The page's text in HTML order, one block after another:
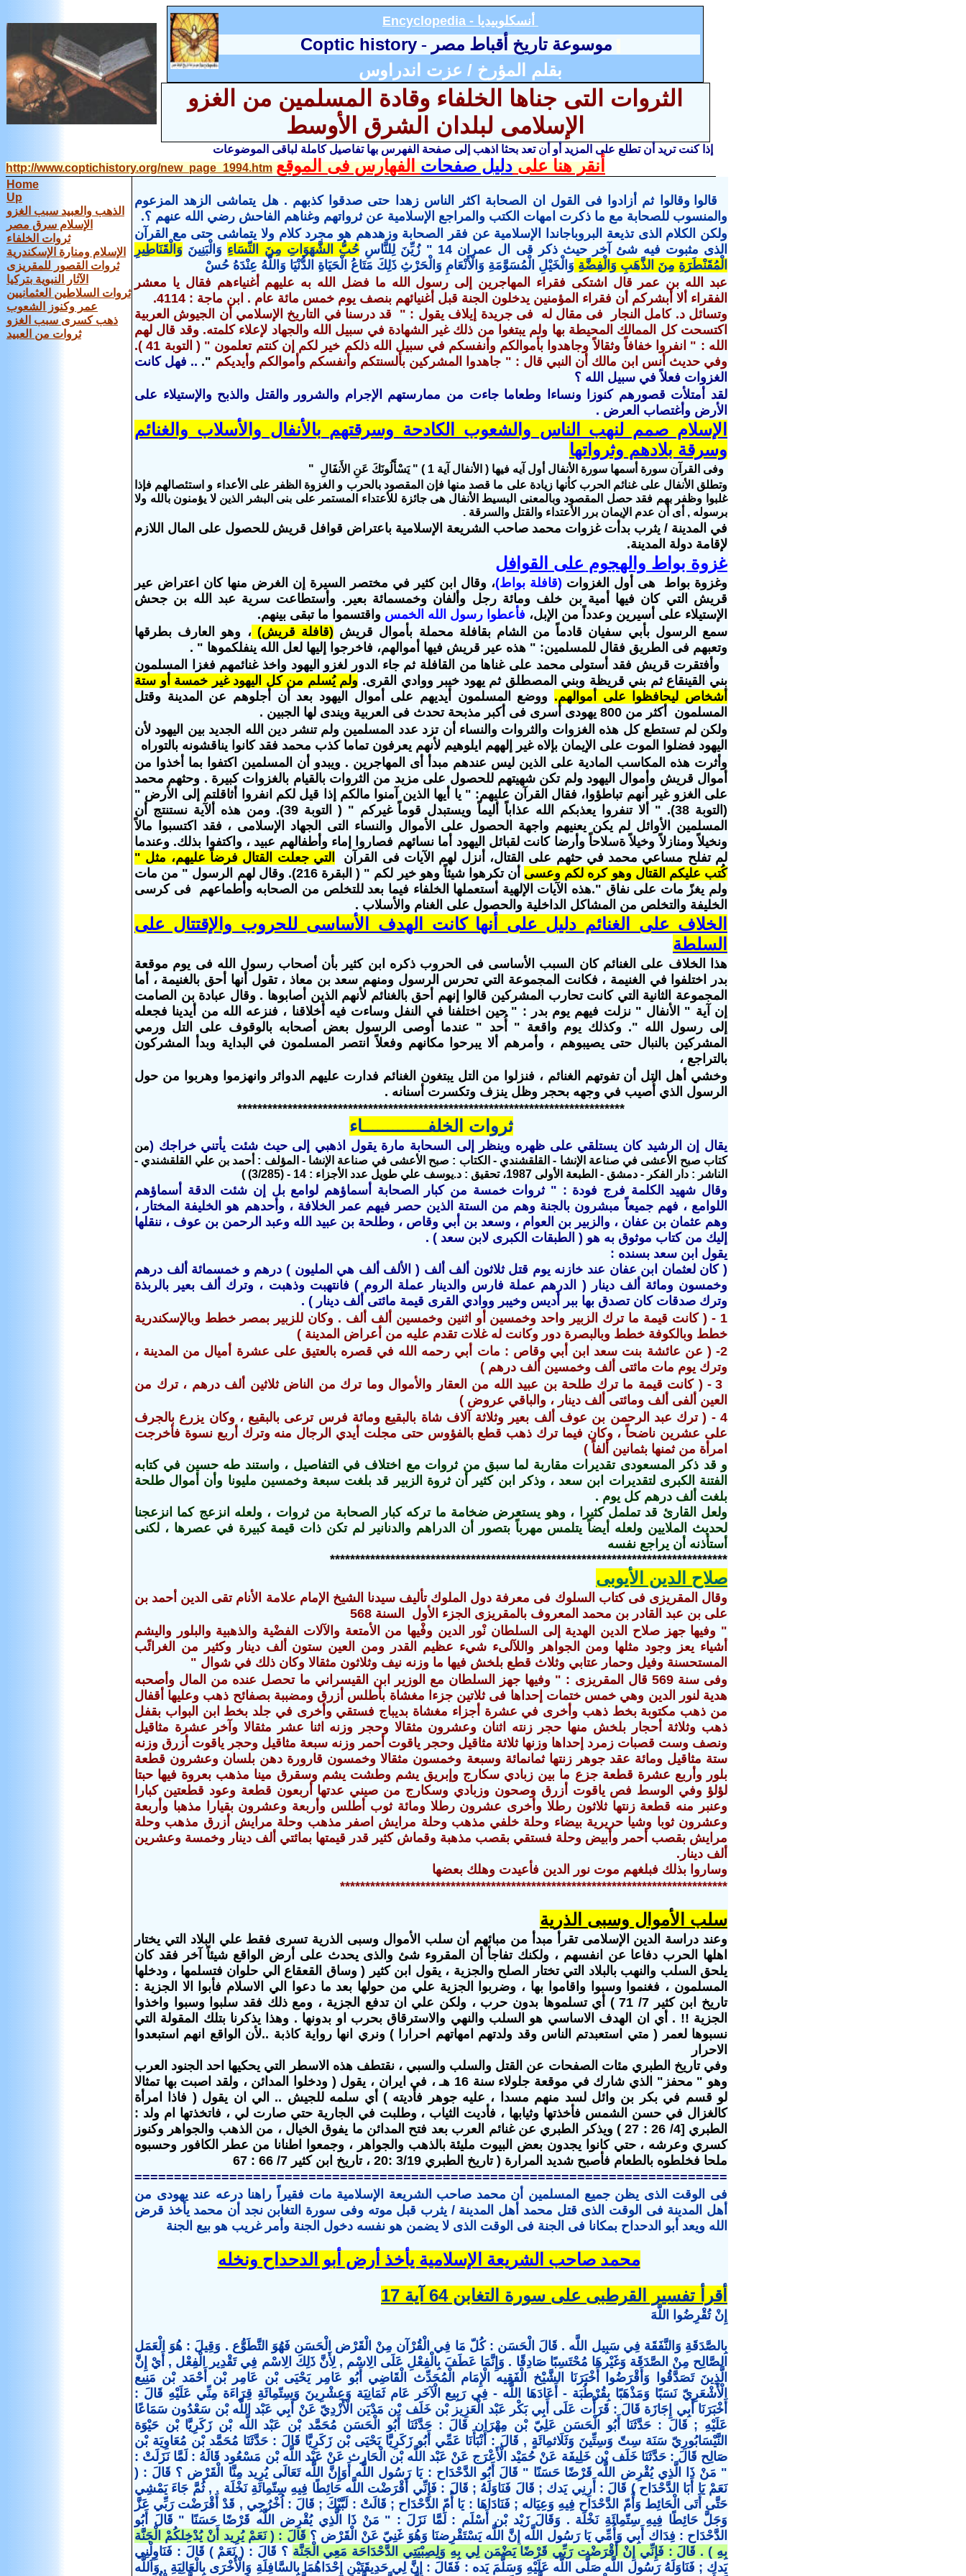
Encyclopedia - أنسكلوبيديا
موسوعة تاريخ أقباط مصر -
Coptic history
بقلم
المؤرخ / عزت اندراوس
الثروات التى جناها الخلفاء وقادة المسلمين من الغزو
الإسلامى لبلدان الشرق الأوسط
إذا كنت تريد أن تطلع على المزيد أو أن تعد بحثا اذهب إلى صفحة الفهرس بها تفاصيل كاملة لباقى الموضوعات
أنقر هنا علىدليل صفحاتالفهارس فى الموقع http://www.coptichistory.org/new_page_1994.htm
Home
Up
الذهب والعبيد سبب الغزو
الإسلام سرق مصر
ثروات الخلفاء
الإسلام ومنارة الإسكندرية
ثروات القصور للمقريزى
الآثار النبوية بتركيا
ثروات السلاطين العثمانيين
عمر وكنوز الشعوب
ذهب كسرى سبب الغزو
ثروات من العبيد
قالوا وقالوا ثم أزادوا فى القول ان الصحابة اكثر الناس زهدا حتى صدقوا كذبهم . هل يتماشى الزهد المزعوم
والمنسوب للصحابة مع ما ذكرت امهات الكتب والمراجع الإسلامية عن ثرواتهم وغناهم الفاحش رضي الله عنهم ؟.
ولكن الكلام الذى تذيعة البروباجاندا الإسلامية عن فقر الصحابة وزهدهم هو مجرد كلام ولا يتماشى حتى مع القرآن
الذى مثبوت فيه شئ آخرحيث ذكر قى ال عمران 14 " زُيِّنَ لِلنَّاسِ حُبُّ الشَّهَوَاتِ مِنَ النِّسَاءِ وَالْبَنِينَ وَالْقَنَاطِيرِ
الْمُقَنْطَرَةِ مِنَ الذَّهَبِ وَالْفِضَّةِ وَالْخَيْلِ الْمُسَوَّمَةِ وَالْأَنْعَامِ وَالْحَرْثِ ذَلِكَ مَتَاعُ الْحَيَاةِ الدُّنْيَا وَاللَّهُ عِنْدَهُ حُسْ
عبد الله بن عمر قال اشتكى فقراء المهاجرين إلى رسول الله ما فضل الله به عليهم أغنياءهم فقال يا معشر
الفقراء ألا أبشركم أن فقراء المؤمنين يدخلون الجنة قبل أغنيائهم بنصف يوم خمس مائة عام . ابن ماجة : 4114.
وتسائل د. كامل النجار فى مقال له فى جريدة إيلاف يقول : " قد درسنا في التاريخ الإسلامي أن الجيوش العربية
اكتسحت كل الممالك المحيطة بها ولم يبتغوا من ذلك غير الشهادة في سبيل الله والجهاد لإعلاء كلمته. وقد قال لهم
الله : " انفروا خفافاً وثقالاً وجاهدوا بأموالكم وأنفسكم في سبيل الله ذلكم خير لكم إن كنتم تعلمون " ( التوبة 41 ).
وفي حديث أنس ابن مالك أن النبي قال : " جاهدوا المشركين بألسنتكم وأنفسكم وأموالكم وأيديكم ". .. فهل كانت
الغزوات فعلاً في سبيل الله ؟
لقد أمتلأت قصورهم كنوزا ونساءا وطعاما جاءت من ممارستهم الإجرام والشرور والقتل والذبح والإستيلاء على
الأرض وأغتصاب العرض .
الإسلام صمم لنهب الناس والشعوب الكادحة وسرقتهم بالأنفال والأسلاب والغنائم
وسرقة بلادهم وثرواتها
وفى القرآن سورة أسمها سورة الأنفال أول آيه فيها ( الأنفال آية 1 ) " يَسْأَلُونَكَ عَنِ الأَنفَالِ "
وتطلق الأنفال على غنائم الحرب كأنها زيادة على ما قصد منها فإن المقصود بالحرب و الغزوة الظفر على الأعداء و استئصالهم فإذا
غلبوا وظفر بهم فقد حصل المقصود وبالمعنى البسيط الأنفال هى جائزة للأعتداء المستمر على بنى البشر الذين لا يؤمنون بالله ولا
برسوله , أى أن عدم الإيمان برر الأعتداء والقتل والسرقة .
في المدينة / يثرب بدأت غزوات محمد صاحب الشريعة الإسلامية باعتراض قوافل قريش للحصول على المال اللازم
لإقامة دولة المدينة.
غزوة بواط والهجوم على القوافل
وغزوة بواط هى أول الغزوات (قافلة بواط)، وقال ابن كثير في مختصر السيرة إن الغرض منها كان اعتراض عير
قريش التي كان فيها أمية بن خلف ومائة رجل وألفان وخمسمائة بعير. وأستطاعت سرية عبد الله بن جحش
الإستيلاء على أسيرين وعدداً من الإبل، فأعطوا رسول الله الخمس واقتسموا ما تبقى بينهم.
سمع الرسول بأبي سفيان قادماً من الشام بقافلة محملة بأموال قريش (قافلة قريش)، وهو العارف بطرقها
وتعبهم فى الطريق فقال للمسلمين: " هذه عير قريش فيها أموالهم، فاخرجوا إليها لعل الله ينفلكموها " .
وأفتقرت قريش فقد أستولى محمد على غناها من القافلة ثم جاء الدور لغزو اليهود واخذ غنائمهم فغزا المسلمون
بني القينقاع ثم بني قريظة وبني المصطلق ثم يهود خيبر ووادي القرى. ولم يُسلم من كل اليهود غير خمسة أو ستة
أشخاص ليحافظوا على أموالهم. ووضع المسلمون أيديهم على أموال اليهود بعد أن أجلوهم عن المدينة وقتل
المسلمون أكثر من 800 يهودى أسرى فى أكبر مذبحة تحدث فى العربية ويندى لها الجبين .
ولكن لم تستطع كل هذه الغزوات والثروات والنساء أن تزد عدد المسلمين ولم تنشر دين الله الجديد بين اليهود لأن
اليهود فضلوا الموت على الإيمان بإلاه غير إلههم ايلوهيم لأنهم يعرفون تماما كذب محمد فقد كانوا يناقشونه بالتوراه
وأثرت هذه المكاسب المادية على الذين ليس عندهم مبدأ أى المهاجرين . ويبدو أن المسلمين اكتفوا بما أخذوا من
أموال قريش وأموال اليهود ولم تكن شهيتهم للحصول على مزيد من الثروات بالقيام بالغزوات كبيرة . وحثهم محمد
على الغزو غير أنهم تباطؤوا، فقال القرآن عليهم: " يا أيها الذين آمنوا مالكم إذا قيل لكم انفروا أثاقلتم إلى الأرض "
(التوبة 38). " ألا تنفروا يعذبكم الله عذاباً أليماً ويستبدل قوماً غيركم " ( التوبة 39). ومن هذه ألآية نستنتج أن
المسلمين الأوائل لم يكن يعنيهم واجهة الحصول على الأموال والنساء التى الجهاد الإسلامى ، فقد اكتسبوا مالاً
ونخيلاً ومنازلاً وخيلاً ةسلاحاً وأرضا كانت لقبائل اليهود أما نسائهم فصاروا إماء وأطفالهم عبيد ، واكتفوا بذلك. وعندما
لم تفلح مساعي محمد في حثهم على القتال، أنزل لهم الآيات فى القرآن
التي جعلت القتال فرضاً عليهم، مثل "
كُتب عليكم القتال وهو كره لكم وعسى
أن تكرهوا شيئاً وهو خير لكم " ( البقرة 216). وقال لهم الرسول " من مات
ولم يغزً مات على نفاق ".هذه الآيات الإلهية أستعملها الخلفاء فيما بعد للتخلص من الصحابه وأطماعهم فى كرسى
الخليفة والتخلص من المشاكل الداخلية والحصول على الغنام والأسلاب .
الخلاف على الغنائم دليل على أنها كانت الهدف الأساسى للحروب والإقتتال على
السلطة
هذا الخلاف على الغنائم كان السبب الأساسى فى الحروب ذكره ابن كثير بأن أصحاب رسول الله فى يوم موقعة
بدر اختلفوا في الغنيمة ، فكانت المجموعة التي تحرس الرسول ومنهم سعد بن معاذ ، تقول أنها أحق بالغنيمة ، أما
المجموعة الثانية التي كانت تحارب المشركين قالوا إنهم أحق بالغنائم لأنهم الذين أصابوها . وقال عبادة بن الصامت
إن آية " الأنفال " نزلت فيهم يوم بدر : " حين اختلفنا في النفل وساءت فيه أخلاقنا ، فنزعه الله من أيدينا فجعله
إلى رسول الله ". وكذلك يوم واقعة " أُحد " عندما أوصى الرسول بعض أصحابه بالوقوف على التل ورمي
المشركين بالنبال حتى يصيبوهم ، وأمرهم ألا يبرحوا مكانهم وفعلاً انتصر المسلمون في البداية وبدأ المشركون
بالتراجع ،
وخشي أهل التل أن تفوتهم الغنائم ، فنزلوا من التل يبتغون الغنائم فدارت عليهم الدوائر وانهزموا وهربوا من حول
الرسول الذي أُصيب في وجهه بحجر وظل ينزف وتكسرت أسنانه .
*****************************************************************************
ثروات الخلفـــــــــــــاء
يقال إن الرشيد كان يستلقي على ظهره وينظر إلى السحابة مارة يقول اذهبي إلى حيث شئت يأتني خراجك (من
كتاب صبح الأعشى في صناعة الإنشا - القلقشندي - الكتاب : صبح الأعشى في صناعة الإنشا - المؤلف : أحمد بن علي القلقشندي -
الناشر : دار الفكر - دمشق - الطبعة الأولى 1987، تحقيق : د.يوسف علي طويل عدد الأجزاء : 14 - (3/285) )
وقال شهيد الكلمة فرج فودة : " ثروات خمسة من كبار الصحابة أسماؤهم لوامع بل إن شئت الدقة أسماؤهم
اللوامع ، فهم جميعاً مبشرون بالجنة وهم من الستة الذين حصر فيهم عمر الخلافة ، وأحدهم هو الخليفة المختار ،
وهم عثمان بن عفان ، والزبير بن العوام ، وسعد بن أبي وقاص ، وطلحة بن عبيد الله وعبد الرحمن بن عوف ، ننقلها
إليك من كتاب موثوق به هو ( الطبقات الكبرى لابن سعد ) .
يقول ابن سعد بسنده :
( كان لعثمان ابن عفان عند خازنه يوم قتل ثلاثون ألف ألف ( الألف ألف هي المليون ) درهم و خمسمائة ألف درهم
وخمسون ومائة ألف دينار ( الدرهم عملة فارس والدينار عملة الروم ) فانتهبت وذهبت ، وترك ألف بعير بالربذة
وترك صدقات كان تصدق بها ببر أديس وخيبر ووادي القرى قيمة مائتى ألف دينار ) .
1 - ( كانت قيمة ما ترك الزبير واحد وخمسين أو اثنين وخمسين ألف ألف . وكان للزبير بمصر خطط وبالإسكندرية
خطط وبالكوفة خطط وبالبصرة دور وكانت له غلات تقدم عليه من أعراض المدينة )
2- ( عن عائشة بنت سعد ابن أبي وقاص : مات أبي رحمه الله في قصره بالعتيق على عشرة أميال من المدينة ،
وترك يوم مات مائتى ألف وخمسين ألف درهم )
3 - ( كانت قيمة ما ترك طلحة بن عبيد الله من العقار والأموال وما ترك من الناض ثلاثين ألف درهم ، ترك من
العين ألفى ألف ومائتى ألف دينار ، والباقي عروض )
4 - ( ترك عبد الرحمن بن عوف ألف بعير وثلاثة آلاف شاة بالبقيع ومائة فرس ترعى بالبقيع ، وكان يزرع بالجرف
على عشرين ناضحاً ، وكان فيما ترك ذهب قطع بالفؤوس حتى مجلت أيدي الرجال منه وترك أربع نسوة فأخرجت
امرأة من ثمنها بثمانين ألفاً )
و قد ذكر المسعودى تقديرات مقاربة لما سبق من ثروات مع اختلاف في التفاصيل ، واستند طه حسين في كتابه
الفتنة الكبرى لتقديرات ابن سعد ، وذكر ابن كثير أن ثروة الزبير قد بلغت سبعة وخمسين مليونا وأن أموال طلحة
بلغت ألف درهم كل يوم .
ولعل القارئ قد تململ كثيرا ، وهو يستعرض ضخامة ما تركه كبار الصحابة من ثروات ، ولعله انزعج كما انزعجنا
لحديث الملايين ولعله أيضاً يتلمس مهرباً بتصور أن الدراهم والدنانير لم تكن ذات قيمة كبيرة في عصرها ، لكنى
أستأذنه أن يراجع نفسه
*******************************************************************************
صلاح الدين الأيوبى
وقال المقريزى فى كتاب السلوك فى معرفة دول الملوك تأليف سيدنا الشيخ الإمام علامة الأنام تقى الدين أحمد بن
على بن عبد القادر بن محمد المعروف بالمقريزى الجزء الأول السنة 568
" وفيها جهز صلاح الدين الهدية إلى السلطان نْور الدين وفْيها من الأمتعة والآلات الفضْية والذهبية والبلور واليشم
أشياء يعز وجود مثلها ومن الجواهر واللآلىء شيء عظيم القدر ومن العين ستون ألف دينار وكثير من الغرائًب
المستحسنة وفيل وحمار عتابي وثلاث قطع بلخش فيها ما وزنه نيف وثلاثون مثقالا وكان ذلك في شوال‏ "
وفى سنة 569 قال المقريزى : " وفيها جهز السلطان مع الوزير ابن القيسراني ما تحصل عنده من المال وأصحبه
هدية لنور الدين وهي خمس ختمات إحداها فى ثلاتين جزءا مغشاة بأطلس أزرق ومضببة بصفائح ذهب وعليها أقفال
من ذهب مكتوبة بخط ذهب وأخرى في عشرة أجزاء مغشاة بديباج فستقي وأخرى في جلد بخط ابن البواب بقفل
ذهب وثلاثة أحجار بلخش منها حجر زنته اثنان وعشرون مثقالا وحجر وزنه اثنا عشر مثقالا وآخر عشرة مثاقيل
ونصف وست قصبات زمرد إحداها وزنها ثلاثة مثاقيل وحجر ياقوت أحمر وزنه سبعة مثاقيل وحجر ياقوت أزرق وزنه
ستة مثاقيل ومائة عقد جوهر زنتها ثمانمائة وسبعة وخمسون مثقالا وخمسون قارورة دهن بلسان وعشرون قطعة
بلور وأربع عشرة قطعة جزع ما بين زبادي سكارج وإبريق يشم وطشت يشم وسقرق مينا مذهب بعروة فيها حبتا
لؤلؤ وفي الوسط فص ياقوت أزرق وصحون وزبادي وسكارج من صيني عدتها أربعون قطعة وعود قطعتين كبارا
وعنبر منه قطعة زنتها ثلاثون رطلا وأخرى عشرون رطلا ومائة ثوب أطلس وأربعة وعشرون بقيارا مذهبا وأربعة
وعشرون ثوبا وشيا حريرية بيضاء وحلة خلفي مذهب وحلة مرايش اصفر مذهب وحلة مرايش أزرق مذهب وحلة
مرايش بقصب أحمر وأبيض وحلة فستقي بقصب مذهبة وقماش كثير قدر قيمتها بمائتي ألف دينار وخمسة وعشرين
ألف دينار‏.‏
وساروا بذلك فبلغهم موت نور الدين فأعيدت وهلك بعضها‏
*****************************************************************************
سلب الأموال وسبى الذرية
وعند دراسة الدين الإسلامى تقرأ مبدأ من مبائهم أن سلب الأموال وسبى الذرية تسرى فقط علي البلاد التي يختار
اهلها الحرب دفاعا عن انفسهم ، ولكنك تفاجأ أن المقروء شئ والذى يحدث على أرض الواقع شيئاً آخر فقد كان
يلحق السلب والنهب بالبلاد التي تختار الصلح والجزية ، يقول ابن كثير ( وساق القعقاع الي حلوان فتسلمها ، ودخلها
المسلمون ، فغنموا وسبوا واقاموا بها ، وضربوا الجزية علي من حولها بعد ما دعوا الي الاسلام فأبوا الا الجزية :
تاريخ ابن كثير 7/ 71 ) أي تسلموها بدون حرب ، ولكن علي ان تدفع الجزية ، ومع ذلك فقد سلبوا وسبوا واخذوا
الجزية !! . أي ان الهدف الاساسي هو السلب والنهي والاسترقاق بحرب او بدونها . وهذا يذكرنا بتلك المقولة التي
نسبوها لعمر ( متي استعبدتم الناس وقد ولدتهم امهاتهم احرارا ) ونري انها رواية كاذبة ..لأن الواقع انهم استبعدوا
الاحرار
وفي تاريخ الطبري مئات الصفحات عن القتل والسلب والسبي ، نقتطف هذه الاسطر التي يحكيها احد الجنود العرب
وهو " محفز" الذي شارك في موقعة جلولاء سنة 16 هـ ، في ايران ، يقول ( ودخلوا المدائن ، ولقد اصبت بها تمثالا
لو قسم في بكر بن وائل لسد منهم مسدا ، عليه جوهر فأديته ) أي سلمه للجيش .. الي ان يقول ( فاذا امرأة
كالغزال في حسن الشمس فأخذتها وثيابها ، فأديت الثياب ، وطلبت في الجارية حتي صارت لي ، فاتخذتها ام ولد :
الطبري [4/ 26 : 27 ) ويذكر الطبري عن غنائم العرب بعد فتح المدائن ما يفوق الخيال ، من الذهب والجواهر وكنوز
كسري وعرشه ، حتي كانوا يجدون بعض البيوت مليئة بالذهب والجواهر ، وجمعوا اطنانا من عطر الكافور وحسبوه
ملحا فخلطوه بالطعام فأصبح شديد المرارة ( تاريخ الطبري 3/19 :20 ، تاريخ ابن كثير 7/ 66 : 67
===========================================================================
فى الوقت الذى يظن جميع المسلمين أن محمد صاحب الشريعة الإسلامية مات فقيراً راهنا درعه عند يهودى من
أهل المدينة فى الوقت الذى قتل محمد أهل المدينة / يثرب قبل موته وفى سورة التغابن نجد أن محمد يأخذ قرض
الله ويعد أبو الدحداح بمكانا فى الجنة فى الوقت الذى لا يضمن هو نفسه دخول الجنة وأمر غريب هو بيع الجنة
محمد صاحب الشريعة الإسلامية يأخذ أرض أبو الدحداح ونخله
أقرأ تفسير القرطبى على سورة التغابن 64 آية 17
إِنْ تُقْرِضُوا اللَّهَ
بِالصَّدَقَةِ وَالنَّفَقَة فِي سَبِيل اللَّه . قَالَ الْحَسَن : كُلّ مَا فِي الْقُرْآن مِنْ الْقَرْض الْحَسَن فَهُوَ التَّطَوُّع . وَقِيلَ : هُوَ الْعَمَل
الصَّالِح مِنْ الصَّدَقَة وَغَيْرهَا مُحْتَسِبًا صَادِقًا . وَإِنَّمَا عَطَفَ بِالْفِعْلِ عَلَى الِاسْم , لِأَنَّ ذَلِكَ الِاسْم فِي تَقْدِير الْفِعْل , أَيْ إِنَّ
الَّذِينَ تَصَدَّقُوا وَأَقْرَضُوا أَخْبَرَنَا الشَّيْخ الْفَقِيه الْإِمَام الْمُحَدِّث الْقَاضِي أَبُو عَامِر يَحْيَى بْن عَامِر بْن أَحْمَد بْن مَنِيع
الْأَشْعَرِيّ نَسَبًا وَمَذْهَبًا بِقُرْطُبَة - أَعَادَهَا اللَّه - فِي رَبِيع الْآخَر عَام ثَمَانِيَة وَعِشْرِينَ وَسِتّمِائَةِ قِرَاءَة مِنِّي عَلَيْهِ قَالَ :
أَخْبَرَنَا أَبِي إِجَازَة قَالَ : قَرَأْت عَلَى أَبِي بَكْر عَبْد الْعَزِيز بْن خَلَف بْن مَدْيَن الْأَزْدِيّ عَنْ أَبِي عَبْد اللَّه بْن سَعْدُون سَمَاعًا
عَلَيْهِ ; قَالَ : حَدَّثَنَا أَبُو الْحَسَن عَلِيّ بْن مِهْرَان قَالَ : حَدَّثَنَا أَبُو الْحَسَن مُحَمَّد بْن عَبْد اللَّه بْن زَكَرِيَّا بْن حَيْوَة
النَّيْسَابُورِيّ سَنَة سِتّ وَسِتِّينَ وَثَلَاثمِائَةٍ , قَالَ : أَنْبَأَنَا عَمِّي أَبُو زَكَرِيَّا يَحْيَى بْن زَكَرِيَّا قَالَ : حَدَّثَنَا مُحَمَّد بْن مُعَاوِيَة بْن
صَالِح قَالَ : حَدَّثَنَا خَلَف بْن خَلِيفَة عَنْ حُمَيْد الْأَعْرَج عَنْ عَبْد اللَّه بْن الْحَارِث عَنْ عَبْد اللَّه بْن مَسْعُود قَالَهُ : لَمَّا نَزَلَتْ :
" مَنْ ذَا الَّذِي يُقْرِض اللَّه قَرْضًا حَسَنًا " قَالَ أَبُو الدَّحْدَاح : يَا رَسُول اللَّه أَوَإِنَّ اللَّه تَعَالَى يُرِيد مِنَّا الْقَرْض ؟ قَالَ : (
نَعَمْ يَا أَبَا الدَّحْدَاح ) قَالَ : أَرِنِي يَدك ; قَالَ فَنَاوَلَهُ ; قَالَ : فَإِنِّي أَقْرَضْت اللَّه حَائِطًا فِيهِ سِتّمِائَةِ نَخْلَة . , ثُمَّ جَاءَ يَمْشِي
حَتَّى أَتَى الْحَائِط وَأُمّ الدَّحْدَاح فِيهِ وَعِيَاله ; فَنَادَاهَا : يَا أُمّ الدَّحْدَاح ; قَالَتْ : لَبَّيْكَ ; قَالَ : اُخْرُجِي , قَدْ أَقْرَضْت رَبِّي عَزَّ
وَجَلَّ حَائِطًا فِيهِ سِتّمِائَةِ نَخْلَة . وَقَالَ زَيْد بْن أَسْلَم : لَمَّا نَزَلَ : " مَنْ ذَا الَّذِي يُقْرِض اللَّه قَرْضًا حَسَنًا " قَالَ أَبُو
الدَّحْدَاح : فِدَاك أَبِي وَأُمِّي يَا رَسُول اللَّه إِنَّ اللَّه يَسْتَقْرِضنَا وَهُوَ غَنِيّ عَنْ الْقَرْض ؟ قَالَ : ( نَعَمْ يُرِيد أَنْ يُدْخِلكُمْ الْجَنَّة
بِهِ ) . قَالَ : فَإِنِّي إِنْ أَقْرَضْت رَبِّي قَرْضًا يَضْمَن لِي بِهِ وَلِصِبْيَتِي الدَّحْدَاحَة مَعِي الْجَنَّة ؟ قَالَ : ( نَعَمْ ) قَالَ : فَنَاوِلْنِي
يَدك ; فَنَاوَلَهُ رَسُول اللَّه صَلَّى اللَّه عَلَيْهِ وَسَلَّمَ يَده : فَقَالَ : إِنَّ لِي حَدِيقَتَيْنِ إِحْدَاهُمَا بِالسَّافِلَةِ وَالْأُخْرَى بِالْعَالِيَةِ , وَاَللَّه